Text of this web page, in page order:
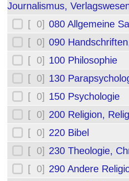
Journalismus,
[ 0] 080 Allgemeine
[ 0] 090
[ 0] 100 Philosophie
[ 0] 130
[ 0] 150 Psychologie
[ 0] 200 Religion,
[ 0] 220 Bibel
[ 0] 230 Theologie,
[ 0] 290 Andere